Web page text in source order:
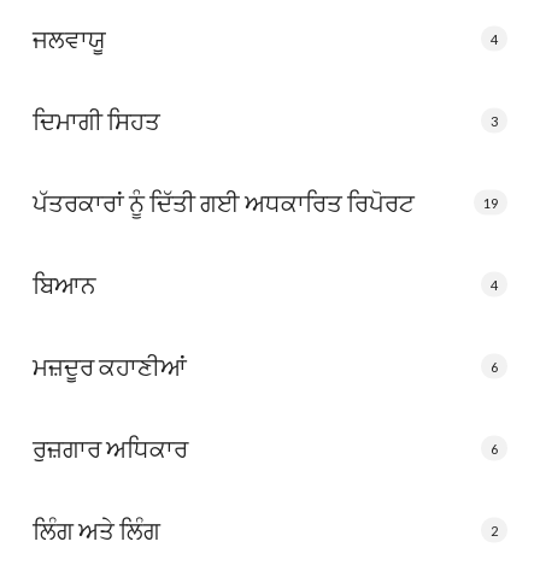
ਜਲਵਾਯੂ 4
ਦਿਮਾਗੀ ਸਿਹਤ 3
ਪੱਤਰਕਾਰਾਂ ਨੂੰ ਦਿੱਤੀ ਗਈ ਅਧਕਾਰਿਤ ਰਿਪੋਰਟ 19
ਬਿਆਨ 4
ਮਜ਼ਦੂਰ ਕਹਾਣੀਆਂ 6
ਰੁਜ਼ਗਾਰ ਅਧਿਕਾਰ 6
ਲਿੰਗ ਅਤੇ ਲਿੰਗ 2